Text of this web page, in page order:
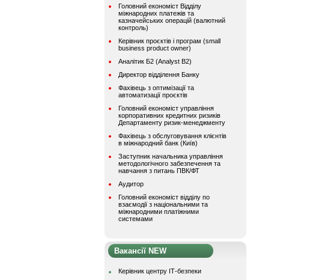
Головний економіст Відділу
міжнародних платежів та
казначейських операцій (валютний
контроль)
Керівник проєктів і програм (small
business product owner)
Аналітик Б2 (Analyst B2)
Директор відділення Банку
Фахівець з оптимізації та
автоматизації проєктів
Головний економіст управління
корпоративних кредитних ризиків
Департаменту ризик-менеджменту
Фахівець з обслуговування клієнтів
в міжнародний банк (Київ)
Заступник начальника управління
методологічного забезпечення та
навчання з питань ПВК/ФТ
Аудитор
Головний економіст відділу по
взаємодії з національними та
міжнародними платіжними
системами
Вакансії NEW
Керівник центру ІТ-безпеки